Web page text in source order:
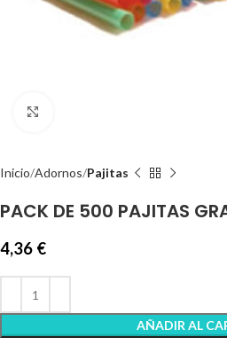
Inicio Adornos Pajitas
PACK DE 500 PAJITAS
4,36 €
AÑADIR AL